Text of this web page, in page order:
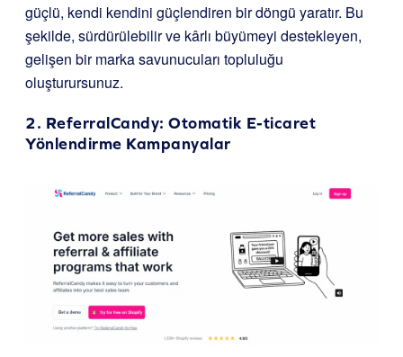
güçlü, kendi kendini güçlendiren bir döngü yaratır. Bu
şekilde, sürdürülebilir ve kârlı büyümeyi destekleyen,
gelişen bir marka savunucuları topluluğu
oluşturursunuz.
2. ReferralCandy: Otomatik E-ticaret
Yönlendirme Kampanyalar